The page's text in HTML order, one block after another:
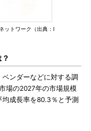
ットワーク（出典：I
ンダーなどに対する調
場の2027年の市場規模
成長率を80.3％と予測